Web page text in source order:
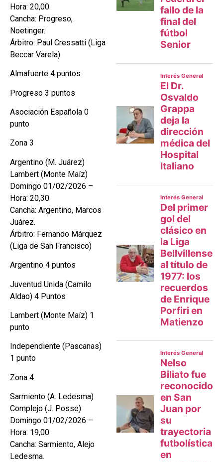
Hora: 20,00
Cancha: Progreso,
Noetinger.
Árbitro: Paul Cressatti (Liga
Beccar Varela)
Almafuerte 4 puntos
Progreso 3 puntos
Asociación Española 0
punto
Zona 3
Argentino (M. Juárez)
Lambert (Monte Maíz)
Domingo 01/02/2026 –
Hora: 20,30
Cancha: Argentino, Marcos
Juárez.
Árbitro: Fernando Márquez
(Liga de San Francisco)
Argentino 4 puntos
Juventud Unida (Camilo
Aldao) 4 Puntos
Lambert (Monte Maíz) 1
punto
Independiente (Pascanas)
1 punto
Zona 4
Sarmiento (A. Ledesma)
Complejo (J. Posse)
Domingo 01/02/2026 –
Hora: 19,00
Cancha: Sarmiento, Alejo
Ledesma.